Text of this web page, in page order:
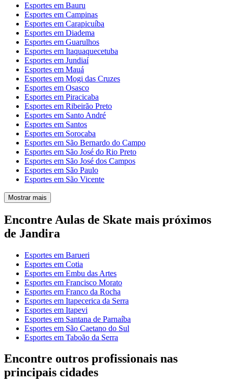
Esportes em Bauru
Esportes em Campinas
Esportes em Carapicuíba
Esportes em Diadema
Esportes em Guarulhos
Esportes em Itaquaquecetuba
Esportes em Jundiaí
Esportes em Mauá
Esportes em Mogi das Cruzes
Esportes em Osasco
Esportes em Piracicaba
Esportes em Ribeirão Preto
Esportes em Santo André
Esportes em Santos
Esportes em Sorocaba
Esportes em São Bernardo do Campo
Esportes em São José do Rio Preto
Esportes em São José dos Campos
Esportes em São Paulo
Esportes em São Vicente
Mostrar mais
Encontre Aulas de Skate mais próximos
de Jandira
Esportes em Barueri
Esportes em Cotia
Esportes em Embu das Artes
Esportes em Francisco Morato
Esportes em Franco da Rocha
Esportes em Itapecerica da Serra
Esportes em Itapevi
Esportes em Santana de Parnaíba
Esportes em São Caetano do Sul
Esportes em Taboão da Serra
Encontre outros profissionais nas
principais cidades